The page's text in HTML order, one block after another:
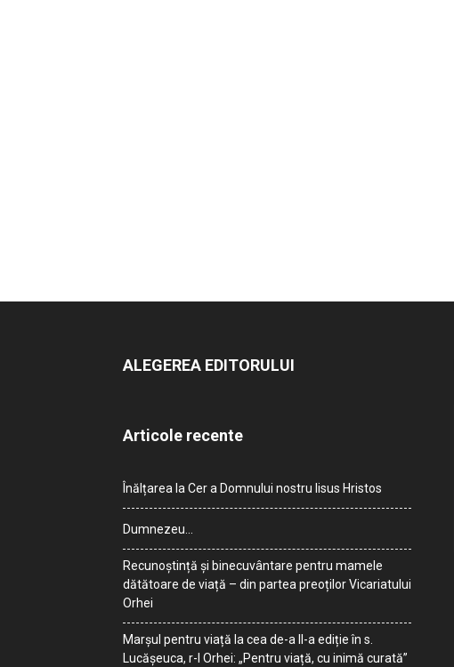
ALEGEREA EDITORULUI
Articole recente
Înălțarea la Cer a Domnului nostru Iisus Hristos
Dumnezeu…
Recunoștință și binecuvântare pentru mamele
dătătoare de viață – din partea preoților Vicariatului
Orhei
Marșul pentru viață la cea de-a II-a ediție în s.
Lucășeuca, r-l Orhei: „Pentru viață, cu inimă curată”